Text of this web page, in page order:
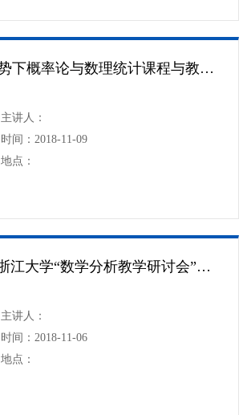
关于召开“新形势下概率论与数理统计课程与教材建设研讨会”的通知
主讲人：
时间：2018-11-09
地点：
2018-2019学年浙江大学“数学分析教学研讨会”通知
主讲人：
时间：2018-11-06
地点：